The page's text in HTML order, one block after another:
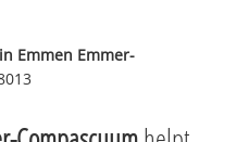
Emmen Emmer-